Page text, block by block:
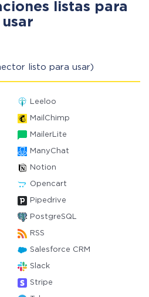
listas para
usar
listo para usar)
Leeloo
MailChimp
MailerLite
ManyChat
Notion
Opencart
Pipedrive
PostgreSQL
RSS
Salesforce CRM
Slack
Stripe